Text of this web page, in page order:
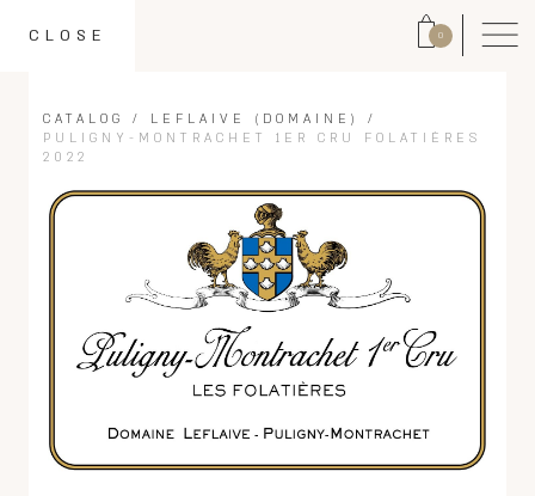
0
CLOSE
CATALOG / LEFLAIVE (DOMAINE)
/
PULIGNY-MONTRACHET 1ER CRU FOLATIÈRES
2022